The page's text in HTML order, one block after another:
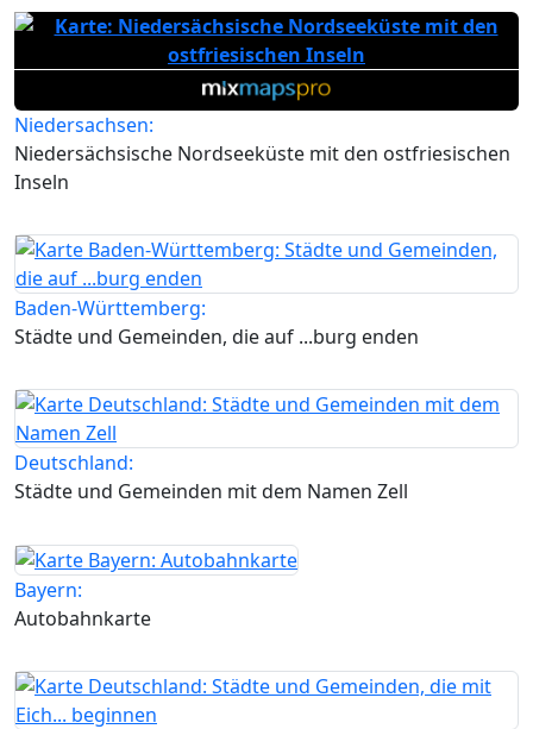
Niedersachsen:
Niedersächsische Nordseeküste mit den ostfriesischen
Inseln
Baden-Württemberg:
Städte und Gemeinden, die auf ...burg enden
Deutschland:
Städte und Gemeinden mit dem Namen Zell
Bayern:
Autobahnkarte